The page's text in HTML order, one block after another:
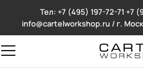
Тел: +7 (495) 197-72-71 +7
info@cartelworkshop.ru / г.